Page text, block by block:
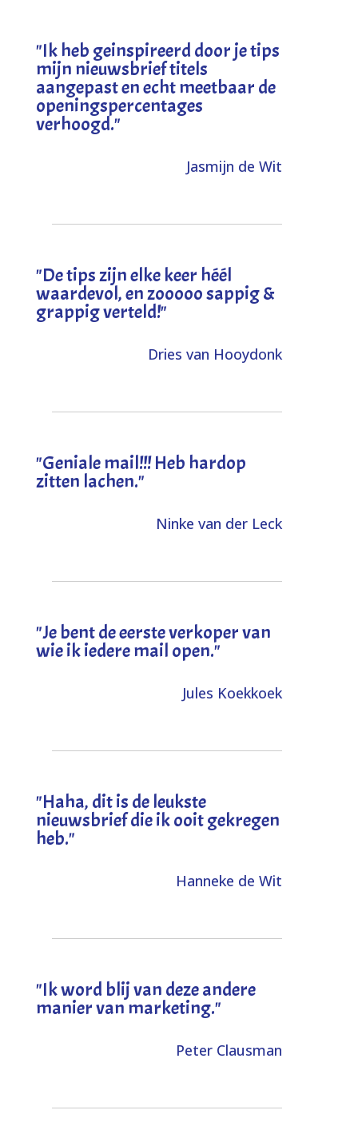
"Ik heb geinspireerd door je tips
mijn nieuwsbrief titels
aangepast en echt meetbaar de
openingspercentages
verhoogd."
Jasmijn de Wit
"De tips zijn elke keer héél
waardevol, en zooooo sappig &
grappig verteld!"
Dries van Hooydonk
"Geniale mail!!! Heb hardop
zitten lachen."
Ninke van der Leck
"Je bent de eerste verkoper van
wie ik iedere mail open."
Jules Koekkoek
"Haha, dit is de leukste
nieuwsbrief die ik ooit gekregen
heb."
Hanneke de Wit
"Ik word blij van deze andere
manier van marketing."
Peter Clausman